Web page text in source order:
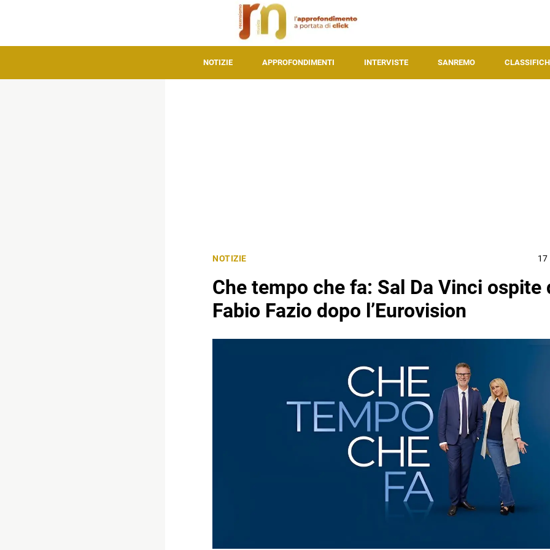
NOTIZIE APPROFONDIMENTI INTERVISTE SANREMO
NOTIZIE
Che tempo che fa: Sal Da Vinci ospite
Fabio Fazio dopo l’Eurovision